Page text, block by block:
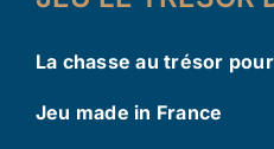
La chasse au trésor
Jeu made in France